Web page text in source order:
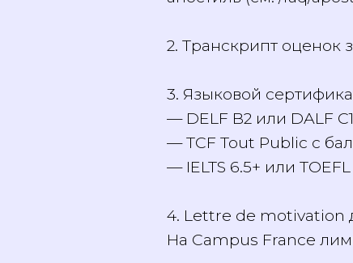
— Для граждан
2. Транскрипт
3. Языковой
— TCF Tout Public с
— IELTS 6.5+ или